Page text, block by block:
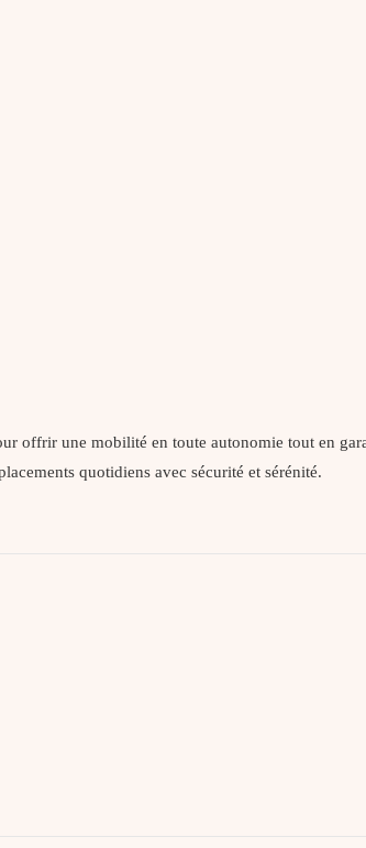
offrir une mobilité en toute autonomie tout en
quotidiens avec sécurité et sérénité.